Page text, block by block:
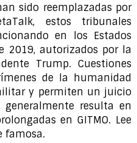
sido reemplazadas por
estos tribunales
en los Estados
2019, autorizados por la
Trump. Cuestiones
de la humanidad
y permiten un juicio
resulta en
en GITMO. Lee
famosa.